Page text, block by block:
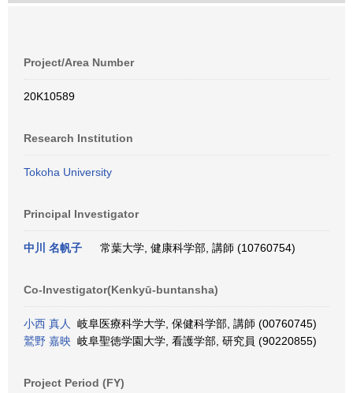
Project/Area Number
20K10589
Research Institution
Tokoha University
Principal Investigator
中川 名帆子 常葉大学, 健康科学部, 講師 (10760754)
Co-Investigator(Kenkyū-buntansha)
小西 真人
岐阜医療科学大学, 保健科学部, 講師 (00760745)
鷲野 嘉映 岐阜聖徳学園大学, 看護学部, 研究員 (90220855)
Project Period (FY)